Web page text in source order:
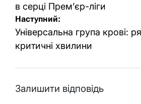
в серці Прем’єр-ліги
Наступний:
Універсальна група крові:
критичні хвилини
Залишити відповідь